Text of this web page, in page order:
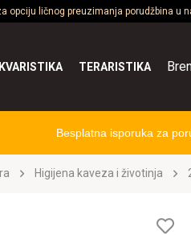
opciju ličnog preuzimanja porudžbina
TERARISTIKA
Besplatna isporuka za
Higijena kaveza i životinja